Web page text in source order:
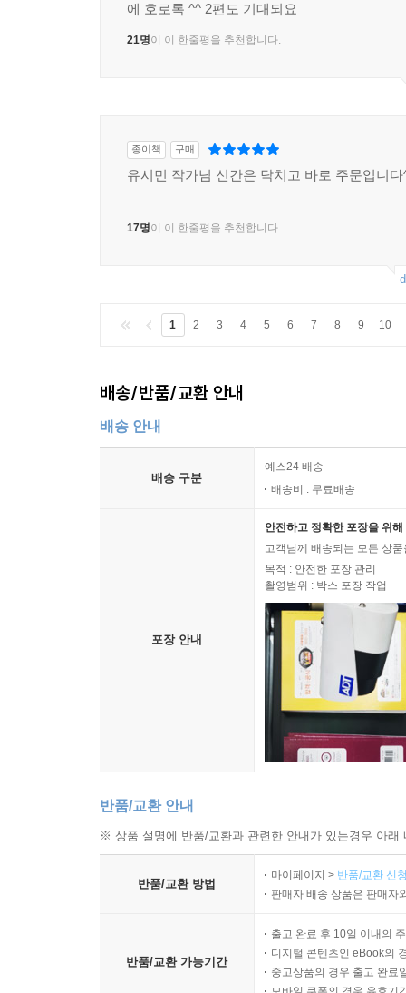
에 호로록 ^^ 2편도 기대되요
21명이 이 한줄평을 추천합니다.
종이책 구매
유시민 작가님 신간은 닥치고 바로 주문입니다
17명이 이 한줄평을 추천합니다.
1 2 3 4 5 6 7 8 9 10
배송/반품/교환 안내
배송 안내
배송 구분
예스24 배송
배송비 : 무료배송
포장 안내
안전하고 정확한 포장을 위
고객님께 배송되는 모든 상
목적 : 안전한 포장 관리
촬영범위 : 박스 포장 작업
반품/교환 안내
※ 상품 설명에 반품/교환과 관련한 안내가 있는경우 아
반품/교환 방법
마이페이지 > 반품/교환 신
판매자 배송 상품은 판매자
반품/교환 가능기간
출고 완료 후 10일 이내의
디지털 콘텐츠인 eBook의
중고상품의 경우 출고 완료